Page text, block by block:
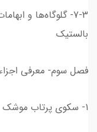
7-3- گلوگاه‌ها و
بالستیک
فصل سوم- معرفی
1- سکوی پرتاب موشک